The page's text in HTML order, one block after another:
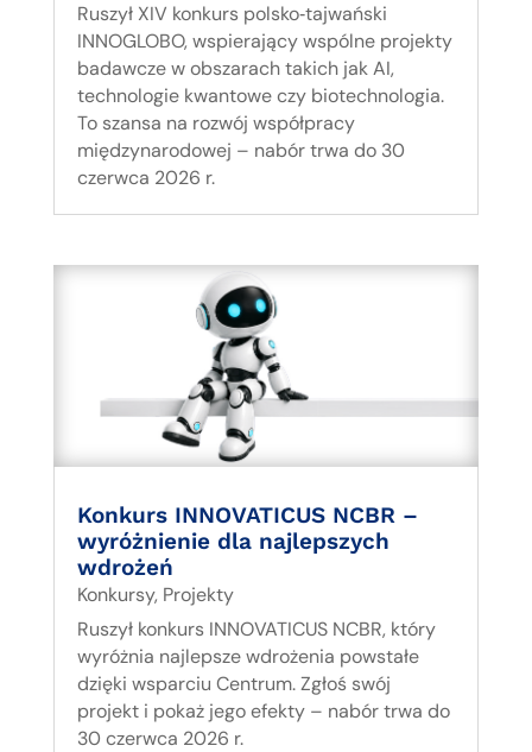
Ruszył XIV konkurs polsko‑tajwański
INNOGLOBO, wspierający wspólne projekty
badawcze w obszarach takich jak AI,
technologie kwantowe czy biotechnologia.
To szansa na rozwój współpracy
międzynarodowej – nabór trwa do 30
czerwca 2026 r.
Konkurs INNOVATICUS NCBR –
wyróżnienie dla najlepszych
wdrożeń
Konkursy, Projekty
Ruszył konkurs INNOVATICUS NCBR, który
wyróżnia najlepsze wdrożenia powstałe
dzięki wsparciu Centrum. Zgłoś swój
projekt i pokaż jego efekty – nabór trwa do
30 czerwca 2026 r.